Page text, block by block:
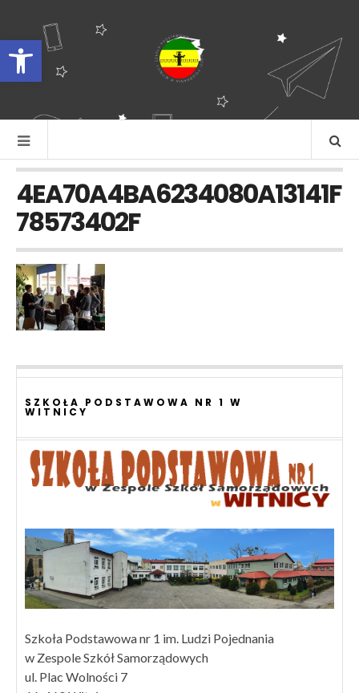
Otwórz pasek narzędzi
4EA70A4BA6234080A13141F
78573402F
SZKOŁA PODSTAWOWA NR 1 W
WITNICY
Szkoła Podstawowa nr 1 im. Ludzi Pojednania
w Zespole Szkół Samorządowych
ul. Plac Wolności 7